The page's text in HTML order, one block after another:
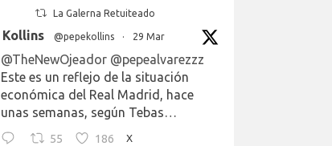
La Galerna Retuiteado
Kollins @pepekollins · 29 Mar
@TheNewOjeador @pepealvarezzz
Este es un reflejo de la situación
económica del Real Madrid, hace
unas semanas, según Tebas…
55 186 X